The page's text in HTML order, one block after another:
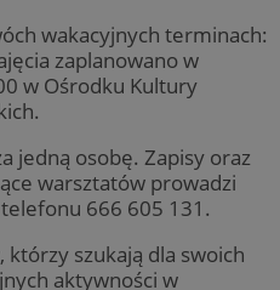
wakacyjnych terminach:
zaplanowano w
w Ośrodku Kultury
jedną osobę. Zapisy oraz
warsztatów prowadzi
666 605 131.
szukają dla swoich
aktywności w